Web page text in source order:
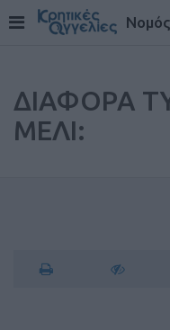
Νομός
ΔΙΑΦΟΡΑ
ΜΕΛΙ: